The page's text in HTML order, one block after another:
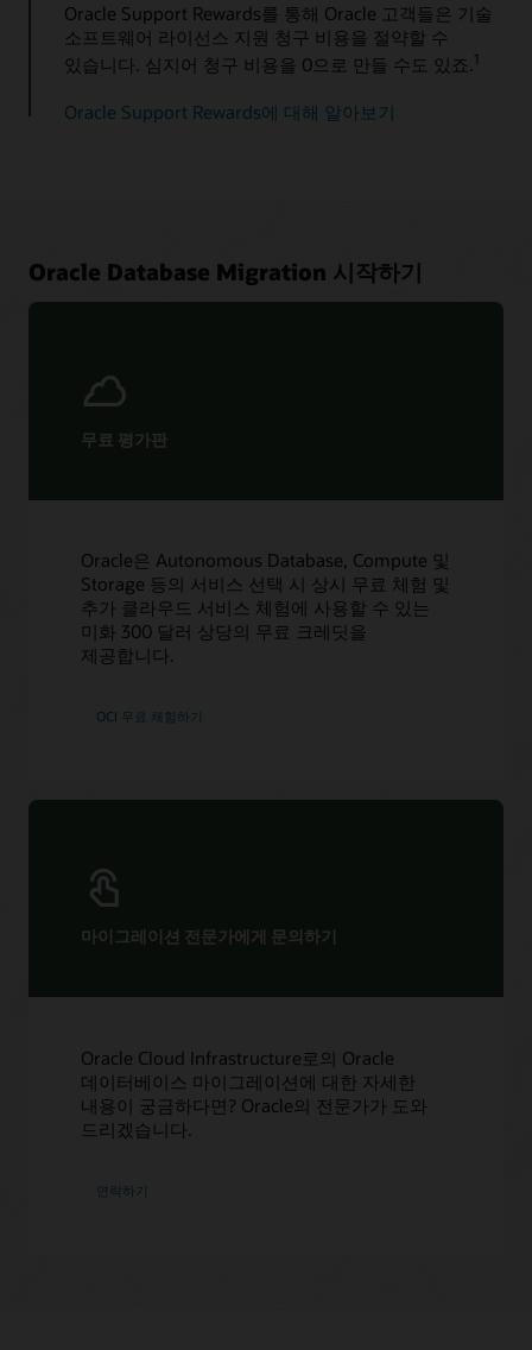
Oracle Support Rewards를 통해 Oracle 고객들은 기술
소프트웨어 라이선스 지원 청구 비용을 절약할 수
있습니다. 심지어 청구 비용을 0으로 만들 수도 있죠.1
Oracle Support Rewards에 대해 알아보기
Oracle Database Migration 시작하기
무료 평가판
Oracle은 Autonomous Database, Compute 및
Storage 등의 서비스 선택 시 상시 무료 체험 및
추가 클라우드 서비스 체험에 사용할 수 있는
미화 300 달러 상당의 무료 크레딧을
제공합니다.
OCI 무료 체험하기
마이그레이션 전문가에게 문의하기
Oracle Cloud Infrastructure로의 Oracle
데이터베이스 마이그레이션에 대한 자세한
내용이 궁금하다면? Oracle의 전문가가 도와
드리겠습니다.
연락하기